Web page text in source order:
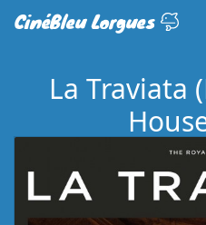
CinéBleu Lorgues
La Traviata